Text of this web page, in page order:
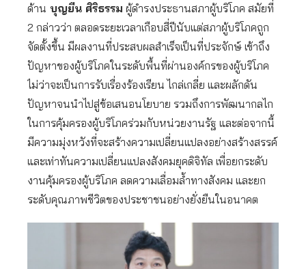
ด้าน บุญยืน ศิริธรรม ผู้ดำรงประธานสภาผู้บริโภค สมัยที่
2 กล่าวว่า ตลอดระยะเวลาเกือบสี่ปีนับแต่สภาผู้บริโภคถูก
จัดตั้งขึ้น มีผลงานที่ประสบผลสำเร็จเป็นที่ประจักษ์ เข้าถึง
ปัญหาของผู้บริโภคในระดับพื้นที่ผ่านองค์กรของผู้บริโภค
ไม่ว่าจะเป็นการรับเรื่องร้องเรียน ไกล่เกลี่ย และผลักดัน
ปัญหาจนนำไปสู่ข้อเสนอนโยบาย รวมถึงการพัฒนากลไก
ในการคุ้มครองผู้บริโภคร่วมกับหน่วยงานรัฐ และต่อจากนี้
มีความมุ่งหวังที่จะสร้างความเปลี่ยนแปลงอย่างสร้างสรรค์
และเท่าทันความเปลี่ยนแปลงสังคมยุคดิจิทัล เพื่อยกระดับ
งานคุ้มครองผู้บริโภค ลดความเลื่อมล้ำทางสังคม และยก
ระดับคุณภาพชีวิตของประชาชนอย่างยั่งยืนในอนาคต